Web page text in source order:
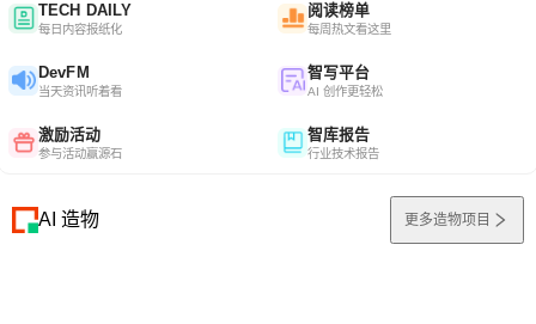
TECH DAILY
每日内容报纸化
阅读榜单
每周热文看这里
DevFM
当天资讯听着看
智写平台
AI 创作更轻松
激励活动
参与活动赢源石
智库报告
行业技术报告
AI 造物 更多造物项目